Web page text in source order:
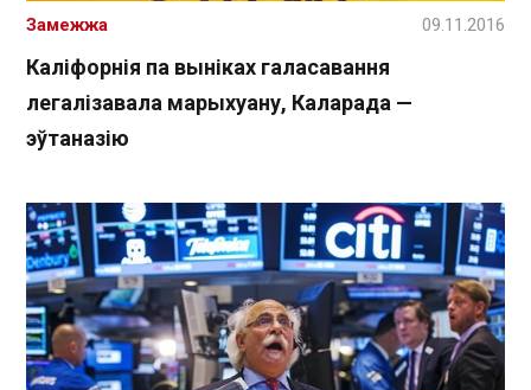
Каліфорнія па выніках галасавання
легалізавала марыхуану, Каларада —
эўтаназію
Замежжа 09.11.2016